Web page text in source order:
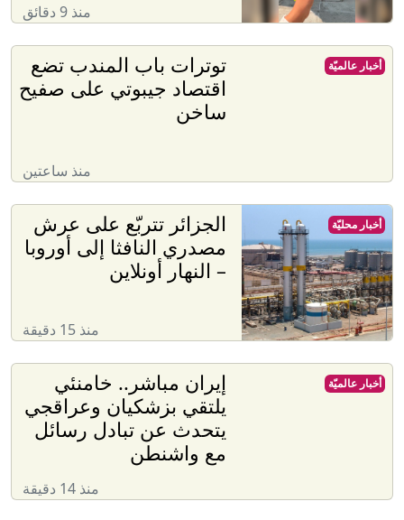
منذ 9 دقائق
توترات باب المندب تضع
اقتصاد جيبوتي على صفيح
ساخن
منذ ساعتين
أخبار عالميّة
الجزائر تتربّع على عرش
مصدري النافثا إلى أوروبا
– النهار أونلاين
منذ 15 دقيقة
أخبار محليّة
إيران مباشر.. خامنئي
يلتقي بزشكيان وعراقجي
يتحدث عن تبادل رسائل
مع واشنطن
منذ 14 دقيقة
أخبار عالميّة